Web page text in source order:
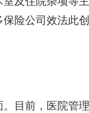
险公司效法此
目前，医院管